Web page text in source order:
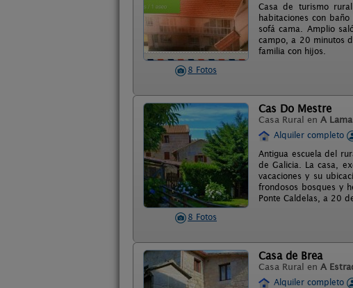
8 Fotos
Casa de turismo
habitaciones con
sofá cama. Amplio
campo, a 20 minutos
familia con hijos.
8 Fotos
Cas Do Mestre
Casa Rural en A Lama
Alquiler completo
Antigua escuela del
de Galicia. La casa,
vacaciones y su
frondosos bosques y
Ponte Caldelas, a 20
Casa de Brea
Casa Rural en A
Alquiler completo